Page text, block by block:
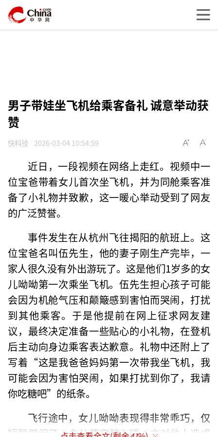
男子带娃坐飞机给乘客备礼 诚意举动获
赞
快科技 2026-03-04 10:54:59
近日，一段视频在网络上走红。视频中一
位宝爸带着女儿首次坐飞机，并为同舱乘客准
备了小礼物并致歉，这一暖心举动受到了网友
的广泛赞誉。
事件发生在从杭州飞往揭阳的航班上。这
位宝爸名叫伍先生，他的妻子刚生产完毕，一
家人很久没有外出游玩了。这是他们1岁多的女
儿呦呦第一次乘坐飞机。伍先生担心孩子可能
会因为机舱气压和颠簸感到害怕而哭闹，打扰
到其他乘客。于是他提前在网上征求网友建
议，最终决定准备一些贴心的小礼物，在登机
后主动向身边乘客表达歉意。礼物中还附上了
写着“这是我爸爸妈妈第一次带我坐飞机，我
可能会因为害怕哭闹，如果打扰到你了，我请
你吃糖吧”的纸条。
飞行途中，女儿呦呦表现得非常乖巧，仅
短暂哭闹了一会儿便安然入睡，未对他人造成